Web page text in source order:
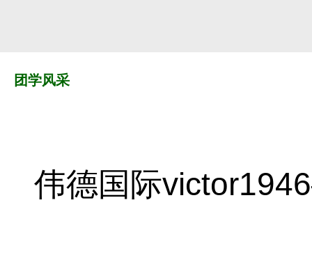
团学风采
伟德国际